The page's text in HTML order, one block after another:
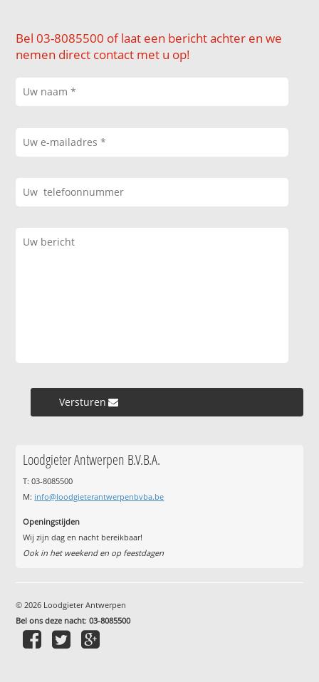
Bel 03-8085500 of laat een bericht achter en we
nemen direct contact met u op!
Versturen »
Loodgieter Antwerpen B.V.B.A.
T: 03-8085500
M: info@loodgieterantwerpenbvba.be
Openingstijden
Wij zijn dag en nacht bereikbaar!
Ook in het weekend en op feestdagen
© 2026 Loodgieter Antwerpen
Bel ons deze nacht:03-8085500